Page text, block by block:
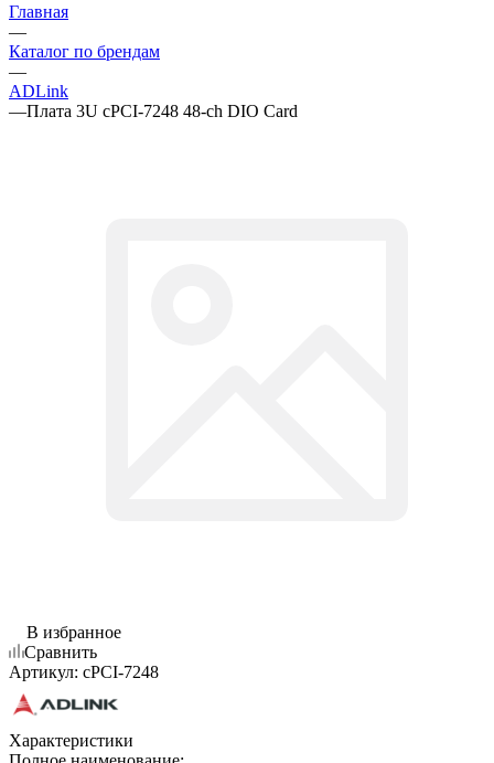
Главная
—
Каталог по брендам
—
ADLink
—Плата 3U cPCI-7248 48-ch DIO Card
В избранное
Сравнить
Артикул: cPCI-7248
Характеристики